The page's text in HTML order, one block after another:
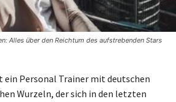
Alles über den Reichtum des aufstrebenden Stars
ein Personal Trainer mit deutschen
Wurzeln, der sich in den letzten